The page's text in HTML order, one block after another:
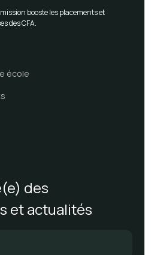
des
et actualités
booste les placements et
des CFA.
école